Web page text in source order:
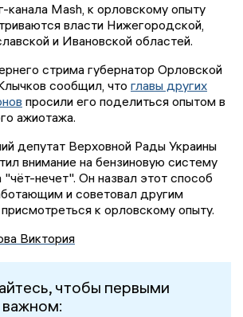
канала Mash, к орловскому опыту
власти Нижегородской,
и Ивановской областей.
стрима губернатор Орловской
сообщил, что главы других
просили его поделиться опытом в
ажиотажа.
депутат Верховной Рады Украины
внимание на бензиновую систему
нечет". Он назвал этот способ
и советовал другим
к орловскому опыту.
Виктория
чтобы первыми
важном: